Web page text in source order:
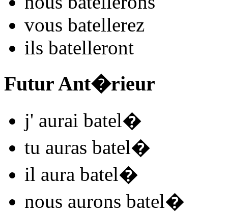
vous batellerez
ils batelleront
Futur Ant�rieur
j' aurai batel�
tu auras batel�
il aura batel�
nous aurons batel�